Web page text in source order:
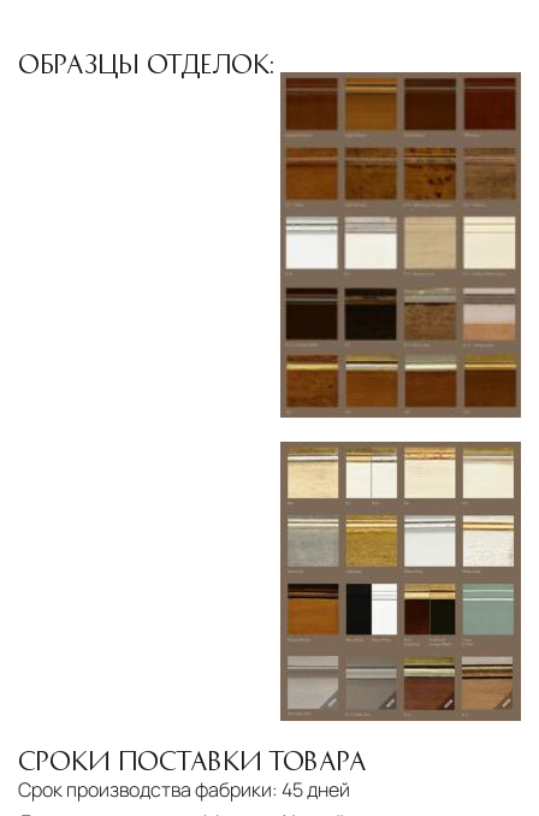
ОБРАЗЦЫ ОТДЕЛОК:
СРОКИ ПОСТАВКИ ТОВАРА
Срок производства фабрики: 45 дней